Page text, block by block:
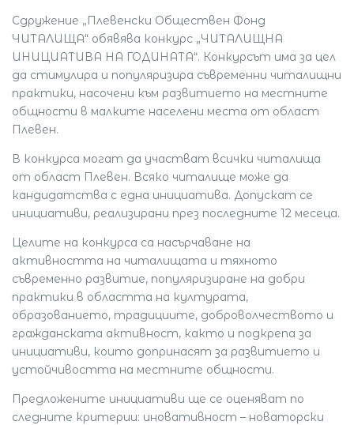
Сдружение „Плевенски Обществен Фонд
ЧИТАЛИЩА“ обявява конкурс „ЧИТАЛИЩНА
ИНИЦИАТИВА НА ГОДИНАТА“. Конкурсът има за цел
да стимулира и популяризира съвременни читалищни
практики, насочени към развитието на местните
общности в малките населени места от област
Плевен.
В конкурса могат да участват всички читалища
от област Плевен. Всяко читалище може да
кандидатства с една инициатива. Допускат се
инициативи, реализирани през последните 12 месеца.
Целите на конкурса са насърчаване на
активността на читалищата и тяхното
съвременно развитие, популяризиране на добри
практики в областта на културата,
образованието, традициите, доброволчеството и
гражданската активност, както и подкрепа за
инициативи, които допринасят за развитието и
устойчивостта на местните общности.
Предложените инициативи ще се оценяват по
следните критерии: иновативност – новаторски